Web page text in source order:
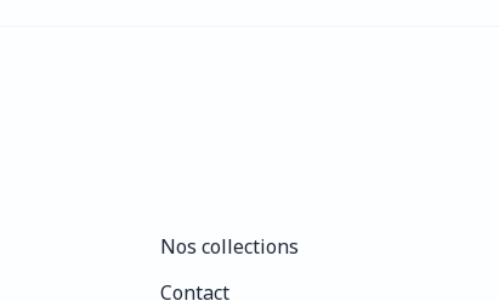
Nos collections
Contact